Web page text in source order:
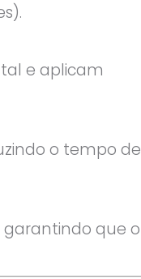
e aplicam
o tempo de
garantindo que o